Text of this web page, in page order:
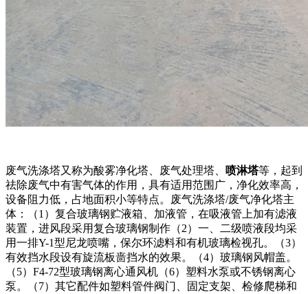
废气洗涤塔又称为酸雾净化塔、废气处理塔、 喷淋塔等，起到
祛除废气中有害气体的作用，具有适用范围广，净化效率高，
设备阻力低，占地面积小等特点。废气洗涤塔/废气净化塔主
体：（1）复合玻璃钢贮液箱、加液管，在吸液管上加有滤液
装置，进风段采用复合玻璃钢制作（2）一、二级喷液段均采
用一排Y-1型尼龙喷嘴，保尔环滤料和有机玻璃检视孔。（3）
有效挡水段设有旋流板啬挡水的效果。（4）玻璃钢风帽盖。
（5）F4-72型玻璃钢离心通风机（6）塑料水泵或不锈钢离心
泵。（7）其它配件如塑料管件阀门、固定支架、检修爬梯和